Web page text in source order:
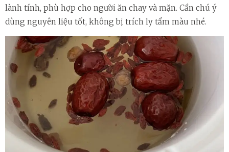
lành tính, phù hợp cho người ăn chay và mặn. Cần chú ý
dùng nguyên liệu tốt, không bị trích ly tẩm màu nhé.